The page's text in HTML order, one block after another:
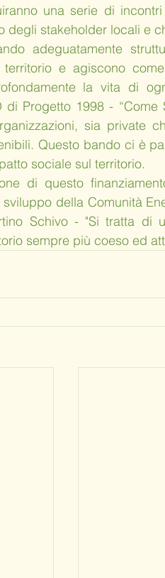
una serie di
degli stakeholder locali e
adeguatamente
territorio e agiscono
la vita di
di Progetto 1998 -
sia private
Questo bando ci è
sociale sul territorio.
di questo
della Comunità
Schivo - "Si tratta di
sempre più coeso ed